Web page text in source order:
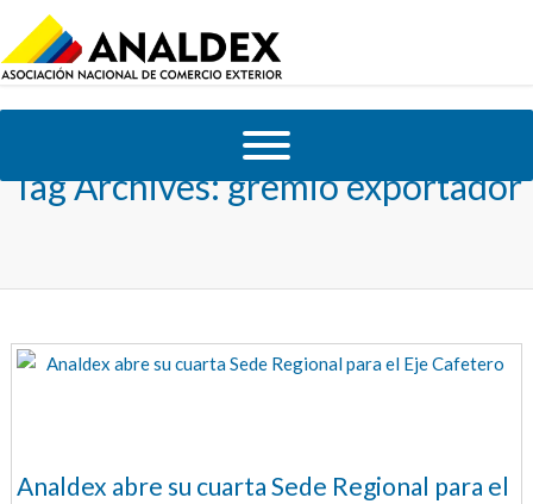
Tag Archives:gremio exportador
Analdex abre su cuarta Sede Regional para el